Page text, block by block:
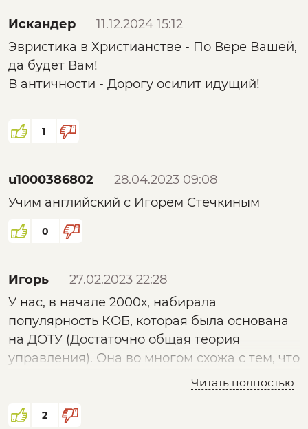
этой иглы)))
Искандер
11.12.2024 15:12
Эвристика в Христианстве - По Вере Вашей,
да будет Вам!
В античности - Дорогу осилит идущий!
1
u1000386802
28.04.2023 09:08
Учим английский с Игорем Стечкиным
0
Игорь
27.02.2023 22:28
У нас, в начале 2000х, набирала
популярность КОБ, которая была основана
на ДОТУ (Достаточно общая теория
управления). Она во многом схожа с тем, что
Вы озвучиваете. Конкретнее, в ней много
ДОТУ слышно все реже и реже. Не нужна
Читать полностью
2